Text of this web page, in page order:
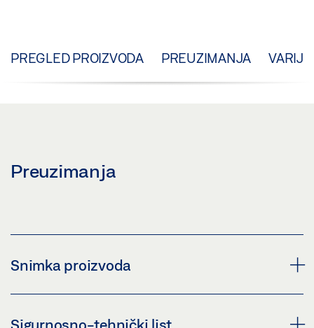
PREGLED PROIZVODA PREUZIMANJA
Preuzimanja
Snimka proizvoda
POKROV KUTNOG KUTNIKA OL 320
Sigurnosno-tehnički list